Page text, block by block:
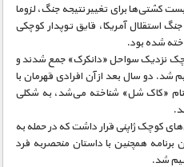
کشتی‌ها برای تغییر نتیجه جنگ، لزوما
سال ۱۷۷۶ در جریان جنگ استقلال آمریکا، قایق توپدار کوچکی
شده بود.
کوچک نزدیک سواحل «دانکرک» جمع شدند و
شد. دو سال بعد از آن افرادی قهرمان با
«کاک شل» شناخته می‌شد، به شکلی
کوچک ژاپنی قرار داشت که در حمله به
برنامه همچنین با داستان منحصربه فرد